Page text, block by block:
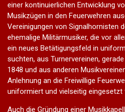
einer kontinuierlichen Entwicklung
Musikzügen in den Feuerwehren
Vereinigungen von Signalhornisten
ehemalige Militärmusiker, die vor
ein neues Betätigungsfeld in
suchten, aus Turnervereinen,
1848 und aus anderen
Anlehnung an die Freiwillige
uniformiert und vielseitig eingesetzt
Auch die Gründung einer